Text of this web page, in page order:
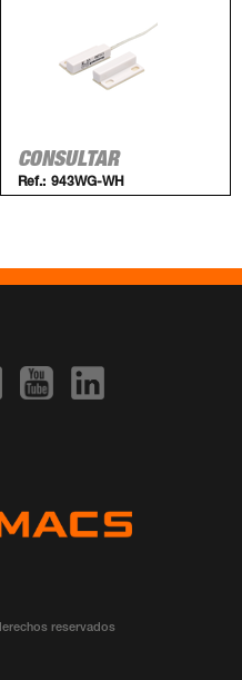
CONSULTAR
Ref.: 943WG-WH
reservados